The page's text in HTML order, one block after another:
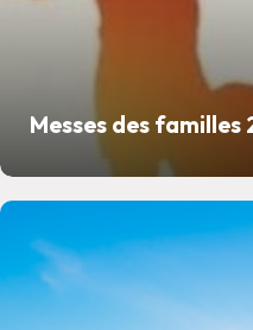
Messes des